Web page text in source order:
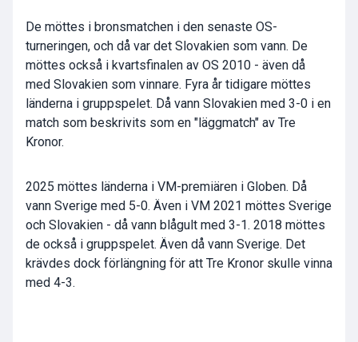
De möttes i bronsmatchen i den senaste OS-
turneringen, och då var det Slovakien som vann. De
möttes också i kvartsfinalen av OS 2010 - även då
med Slovakien som vinnare. Fyra år tidigare möttes
länderna i gruppspelet. Då vann Slovakien med 3-0 i en
match som beskrivits som en "läggmatch" av Tre
Kronor.
2025 möttes länderna i VM-premiären i Globen. Då
vann Sverige med 5-0. Även i VM 2021 möttes Sverige
och Slovakien - då vann blågult med 3-1. 2018 möttes
de också i gruppspelet. Även då vann Sverige. Det
krävdes dock förlängning för att Tre Kronor skulle vinna
med 4-3.